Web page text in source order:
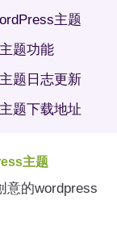
主题
题功能
题日志更新
题下载地址
主题
的wordpress